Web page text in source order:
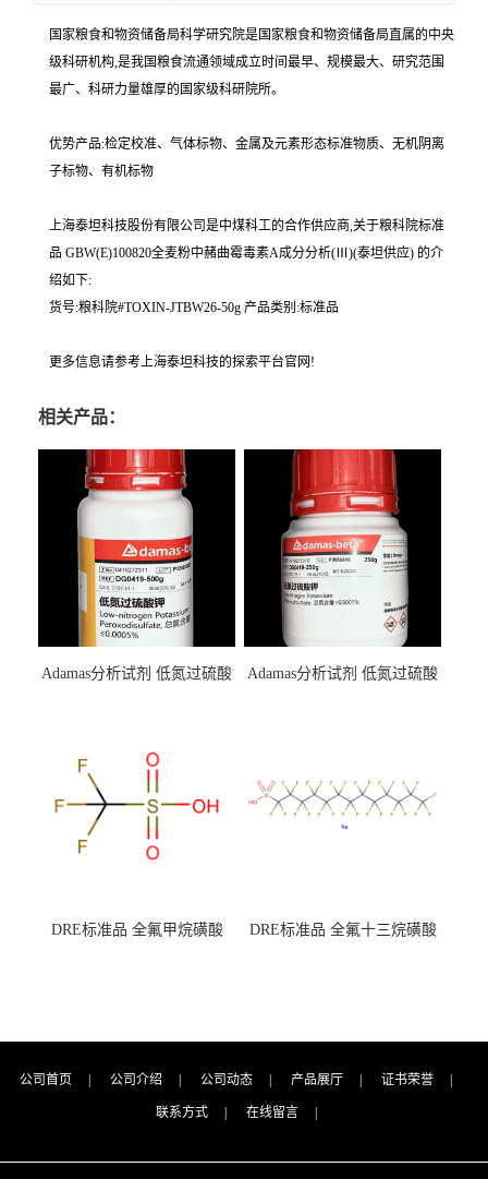
国家粮食和物资储备局科学研究院是国家粮食和物资储备局直属的中央
级科研机构,是我国粮食流通领域成立时间最早、规模最大、研究范围
最广、科研力量雄厚的国家级科研院所。
优势产品:检定校准、气体标物、金属及元素形态标准物质、无机阴离
子标物、有机标物
上海泰坦科技股份有限公司是中煤科工的合作供应商,关于粮科院标准
品 GBW(E)100820全麦粉中赭曲霉毒素A成分分析(Ⅲ)(泰坦供应) 的介
绍如下:
货号:粮科院#TOXIN-JTBW26-50g 产品类别:标准品
更多信息请参考上海泰坦科技的探索平台官网!
相关产品：
Adamas分析试剂 低氮过硫酸
（泰坦现货供应）
Adamas分析试剂 低氮过硫酸
DRE标准品 全氟甲烷磺酸
DRE标准品 全氟十三烷磺酸
公司首页 公司介绍 公司动态 产品展厅 证书荣誉
联系方式 在线留言